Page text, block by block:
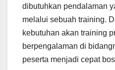
dibutuhkan pendalaman
melalui sebuah training.
kebutuhan akan training
berpengalaman di
peserta menjadi cepat